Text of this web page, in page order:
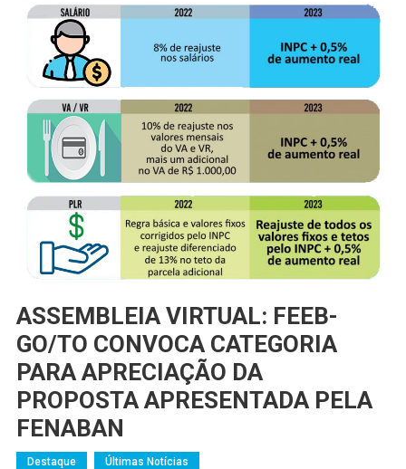
ASSEMBLEIA VIRTUAL: FEEB-
GO/TO CONVOCA CATEGORIA
PARA APRECIAÇÃO DA
PROPOSTA APRESENTADA PELA
FENABAN
Destaque Últimas Notícias